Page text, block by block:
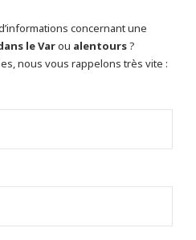
concernant une
le Varou alentours?
nous vous rappelons très vite :